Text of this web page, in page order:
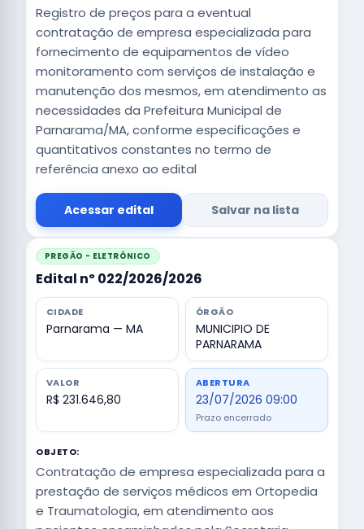
Registro de preços para a eventual
contratação de empresa especializada para
fornecimento de equipamentos de vídeo
monitoramento com serviços de instalação e
manutenção dos mesmos, em atendimento as
necessidades da Prefeitura Municipal de
Parnarama/MA, conforme especificações e
quantitativos constantes no termo de
referência anexo ao edital
Acessar edital Salvar na lista
PREGÃO - ELETRÔNICO
Edital nº 022/2026/2026
CIDADE
Parnarama — MA
ÓRGÃO
MUNICIPIO DE
PARNARAMA
VALOR
R$ 231.646,80
ABERTURA
23/07/2026 09:00
Prazo encerrado
OBJETO:
Contratação de empresa especializada para a
prestação de serviços médicos em Ortopedia
e Traumatologia, em atendimento aos